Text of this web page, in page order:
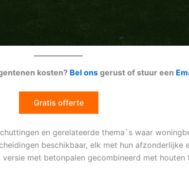
kosten? Bel onsgerust of stuur een
Gratis offerte
en gerelateerde thema`s waar
beschikbaar, elk met hun afzonderlijke
met betonpalen gecombineerd met houten